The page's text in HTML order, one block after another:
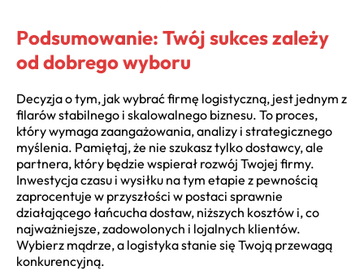
Podsumowanie: Twój sukces zależy
od dobrego wyboru
Decyzja o tym, jak wybrać firmę logistyczną, jest jednym z
filarów stabilnego i skalowalnego biznesu. To proces,
który wymaga zaangażowania, analizy i strategicznego
myślenia. Pamiętaj, że nie szukasz tylko dostawcy, ale
partnera, który będzie wspierał rozwój Twojej firmy.
Inwestycja czasu i wysiłku na tym etapie z pewnością
zaprocentuje w przyszłości w postaci sprawnie
działającego łańcucha dostaw, niższych kosztów i, co
najważniejsze, zadowolonych i lojalnych klientów.
Wybierz mądrze, a logistyka stanie się Twoją przewagą
konkurencyjną.